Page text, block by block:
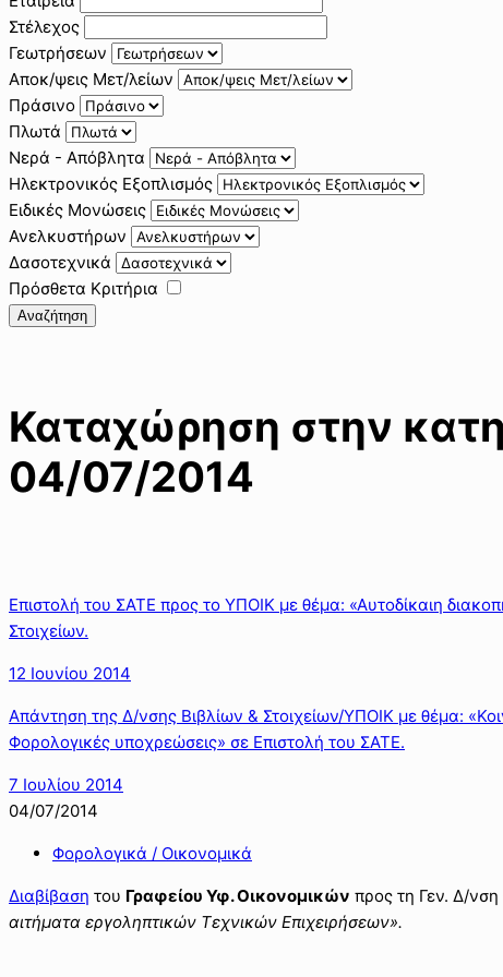
Στέλεχος
Γεωτρήσεων
Αποκ/ψεις Μετ/λείων
Πράσινο
Πλωτά
Νερά - Απόβλητα
Ηλεκτρονικός Εξοπλισμός
Ειδικές Μονώσεις
Ανελκυστήρων
Δασοτεχνικά
Πρόσθετα Κριτήρια
Αναζήτηση
Καταχώρηση στην
04/07/2014
Επιστολή του ΣΑΤΕ προς το ΥΠΟΙΚ με θέμα: «Αυτοδίκαιη
Στοιχείων.
12 Ιουνίου 2014
Απάντηση της Δ/νσης Βιβλίων & Στοιχείων/ΥΠΟΙΚ με θέμα:
Φορολογικές υποχρεώσεις» σε Επιστολή του ΣΑΤΕ.
7 Ιουλίου 2014
04/07/2014
Φορολογικά / Οικονομικά
Διαβίβαση του Γραφείου Υφ. Οικονομικών προς τη Γεν. Δ/νση
αιτήματα εργοληπτικών Τεχνικών Επιχειρήσεων».